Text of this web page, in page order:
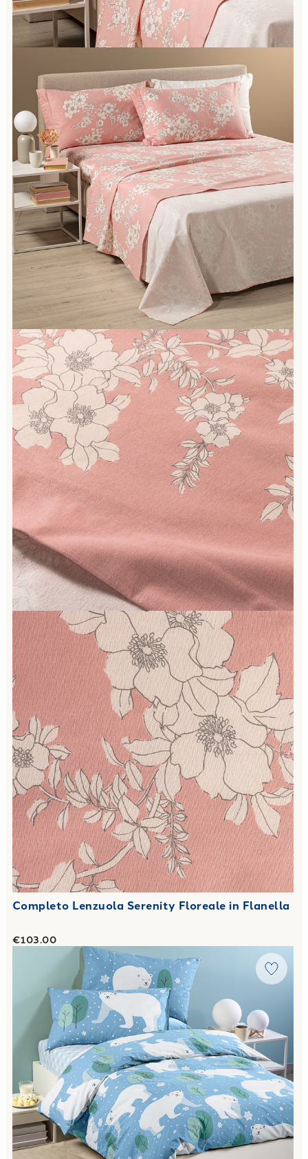
Completo Lenzuola Serenity Floreale in Flanella
€103.00
Completo Copripiumino Polar in Cotone